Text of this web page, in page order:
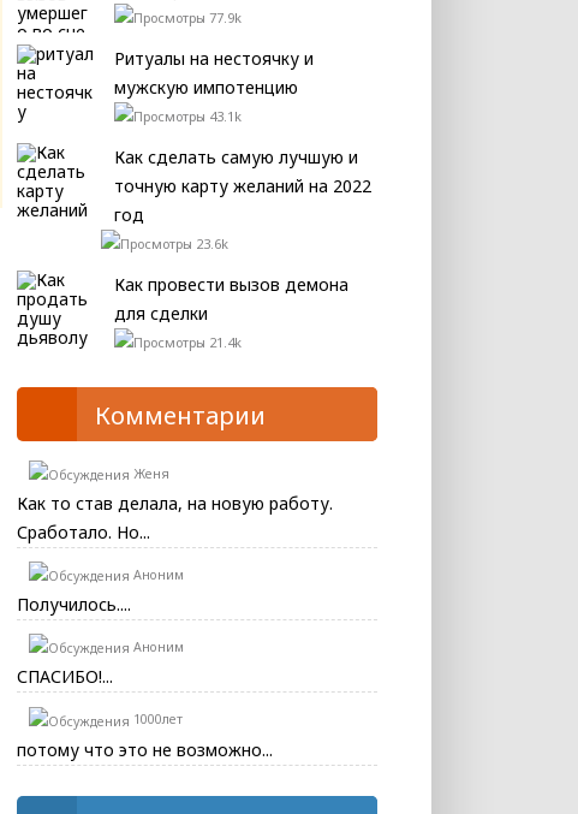
77.9k
Ритуалы на нестоячку и
мужскую импотенцию
43.1k
Как сделать самую лучшую и
точную карту желаний на 2022
год
23.6k
Как провести вызов демона
для сделки
21.4k
Комментарии
Женя
Как то став делала, на новую работу.
Сработало. Но...
Аноним
Получилось....
Аноним
СПАСИБО!...
1000лет
потому что это не возможно...